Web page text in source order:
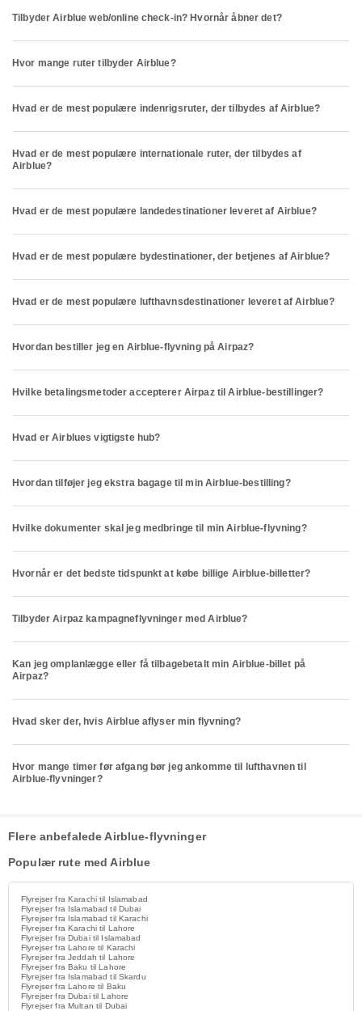
Tilbyder Airblue web/online check-in? Hvornår åbner det?
Hvor mange ruter tilbyder Airblue?
Hvad er de mest populære indenrigsruter, der tilbydes af Airblue?
Hvad er de mest populære internationale ruter, der tilbydes af
Airblue?
Hvad er de mest populære landedestinationer leveret af Airblue?
Hvad er de mest populære bydestinationer, der betjenes af Airblue?
Hvad er de mest populære lufthavnsdestinationer leveret af Airblue?
Hvordan bestiller jeg en Airblue-flyvning på Airpaz?
Hvilke betalingsmetoder accepterer Airpaz til Airblue-bestillinger?
Hvad er Airblues vigtigste hub?
Hvordan tilføjer jeg ekstra bagage til min Airblue-bestilling?
Hvilke dokumenter skal jeg medbringe til min Airblue-flyvning?
Hvornår er det bedste tidspunkt at købe billige Airblue-billetter?
Tilbyder Airpaz kampagneflyvninger med Airblue?
Kan jeg omplanlægge eller få tilbagebetalt min Airblue-billet på
Airpaz?
Hvad sker der, hvis Airblue aflyser min flyvning?
Hvor mange timer før afgang bør jeg ankomme til lufthavnen til
Airblue-flyvninger?
Flere anbefalede Airblue-flyvninger
Populær rute med Airblue
Flyrejser fra Karachi til Islamabad
Flyrejser fra Islamabad til Dubai
Flyrejser fra Islamabad til Karachi
Flyrejser fra Karachi til Lahore
Flyrejser fra Dubai til Islamabad
Flyrejser fra Lahore til Karachi
Flyrejser fra Jeddah til Lahore
Flyrejser fra Baku til Lahore
Flyrejser fra Islamabad til Skardu
Flyrejser fra Lahore til Baku
Flyrejser fra Dubai til Lahore
Flyrejser fra Multan til Dubai